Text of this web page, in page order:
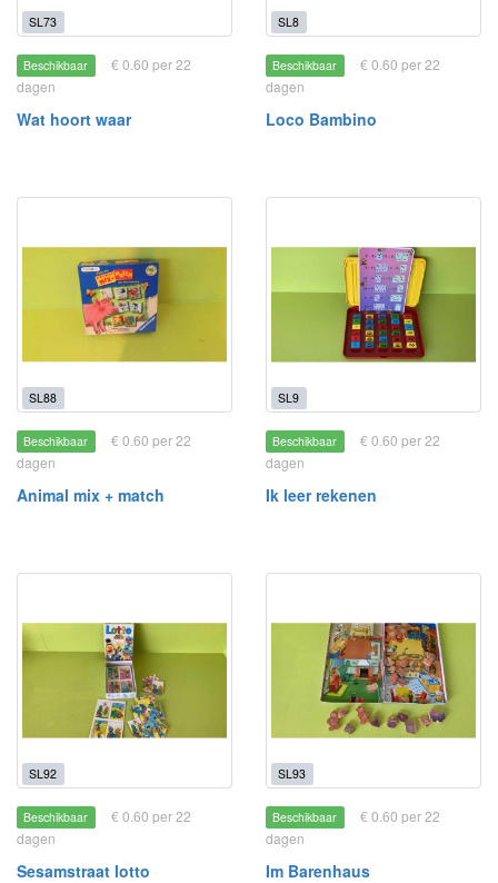
SL73
Beschikbaar
€ 0.60 per 22
dagen
Wat hoort waar
SL8
Beschikbaar
€ 0.60 per 22
dagen
Loco Bambino
SL88
Beschikbaar
€ 0.60 per 22
dagen
Animal mix + match
SL9
Beschikbaar
€ 0.60 per 22
dagen
Ik leer rekenen
SL92
Beschikbaar
€ 0.60 per 22
dagen
Sesamstraat lotto
SL93
Beschikbaar
€ 0.60 per 22
dagen
Im Barenhaus